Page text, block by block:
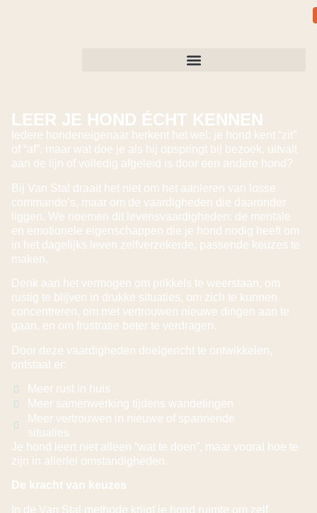
LEER JE HOND ÉCHT KENNEN
Iedere hondeneigenaar herkent het wel: je hond kent “zit”
of “af”, maar wat doe je als hij opspringt bij bezoek, uitvalt
aan de lijn of volledig afgeleid is door een andere hond?
Bij Van Stal draait het niet om het aanleren van losse
commando’s, maar om de vaardigheden die daaronder
liggen. We noemen dit levensvaardigheden: de mentale
en emotionele eigenschappen die je hond nodig heeft om
in het dagelijks leven zelfverzekerde, passende keuzes te
maken.
Denk aan het vermogen om prikkels te weerstaan, om
rustig te blijven in drukke situaties, om zich te kunnen
concentreren, om met vertrouwen nieuwe dingen aan te
gaan, en om frustratie beter te verdragen.
Door deze vaardigheden doelgericht te ontwikkelen,
ontstaat er:
Meer rust in huis
Meer samenwerking tijdens wandelingen
Meer vertrouwen in nieuwe of spannende
situaties
Je hond leert niet alleen “wat te doen”, maar vooral hoe te
zijn in allerlei omstandigheden.
De kracht van keuzes
In de Van Stal methode krijgt je hond ruimte om zelf